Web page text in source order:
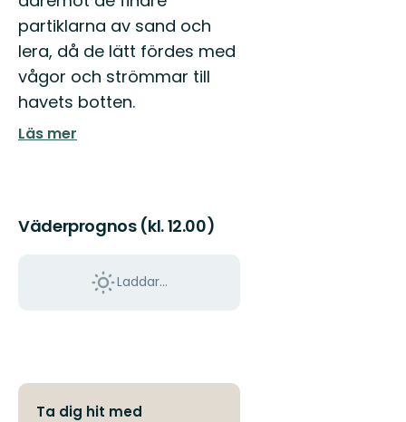
partiklarna av sand och
lera, då de lätt fördes med
vågor och strömmar till
havets botten.
Läs mer
Väderprognos (kl. 12.00)
Laddar...
Ta dig hit med